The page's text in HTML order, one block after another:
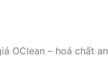
OClean – hoá chất an